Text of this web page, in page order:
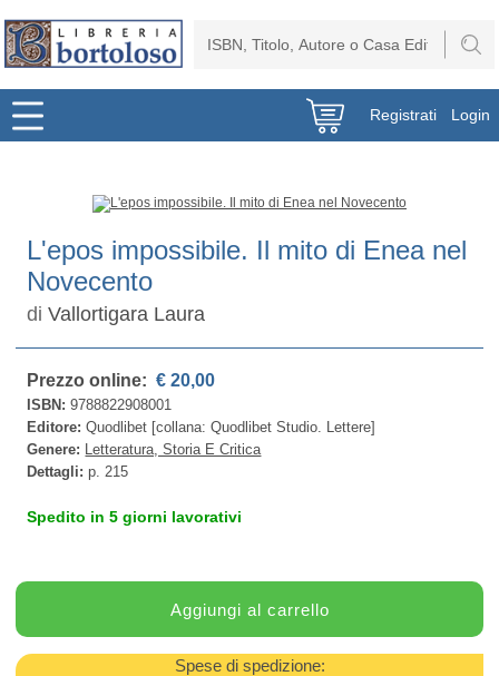
Registrati Login
L'epos impossibile. Il mito di Enea nel
Novecento
diVallortigara Laura
Prezzo online: € 20,00
ISBN:9788822908001
Editore:Quodlibet [collana: Quodlibet Studio. Lettere]
Genere: Letteratura, Storia E Critica
Dettagli:p. 215
Spedito in 5 giorni lavorativi
Spese di spedizione: